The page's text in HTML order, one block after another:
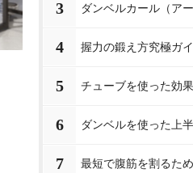
3
4
5
6
7